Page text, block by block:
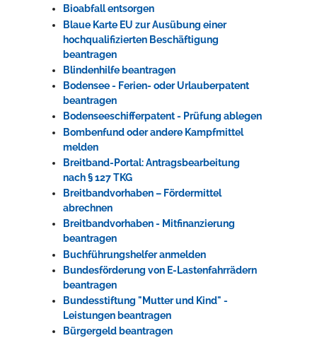
Bioabfall entsorgen
Blaue Karte EU zur Ausübung einer
hochqualifizierten Beschäftigung
beantragen
Blindenhilfe beantragen
Bodensee - Ferien- oder Urlauberpatent
beantragen
Bodenseeschifferpatent - Prüfung ablegen
Bombenfund oder andere Kampfmittel
melden
Breitband-Portal: Antragsbearbeitung
nach § 127 TKG
Breitbandvorhaben – Fördermittel
abrechnen
Breitbandvorhaben - Mitfinanzierung
beantragen
Buchführungshelfer anmelden
Bundesförderung von E-Lastenfahrrädern
beantragen
Bundesstiftung "Mutter und Kind" -
Leistungen beantragen
Bürgergeld beantragen